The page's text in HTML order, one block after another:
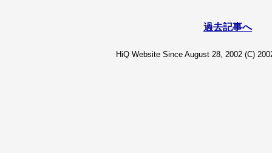
過去記事へ
HiQ Website Since August 28, 2002 (C)